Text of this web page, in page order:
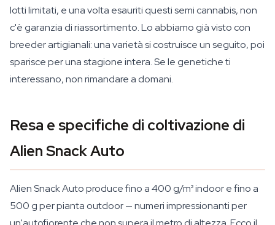
lotti limitati, e una volta esauriti questi semi cannabis, non
c'è garanzia di riassortimento. Lo abbiamo già visto con
breeder artigianali: una varietà si costruisce un seguito, poi
sparisce per una stagione intera. Se le genetiche ti
interessano, non rimandare a domani.
Resa e specifiche di coltivazione di
Alien Snack Auto
Alien Snack Auto produce fino a 400 g/m² indoor e fino a
500 g per pianta outdoor — numeri impressionanti per